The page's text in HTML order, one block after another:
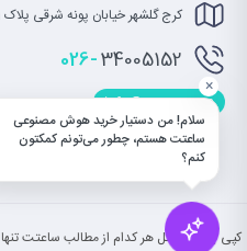
کرج گلشهر خیابان پونه شرقی پلاک 31 ساختمان قائم طبقه اول واحد 3
026-34005152
info@saatet.com
کپی بخش یا کل هر کدام از مطالب ساعتت
سلام! من دستیار خرید هوش مصنوعی
ساعتت هستم، چطور می‌تونم کمکتون
کنم؟
×